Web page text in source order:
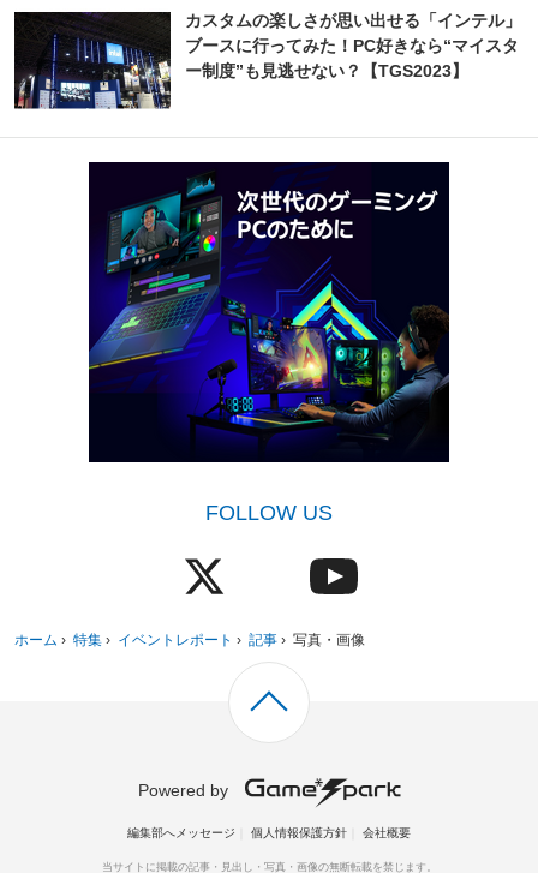
カスタムの楽しさが思い出せる「インテル」
ブースに行ってみた！PC好きなら“マイスタ
ー制度”も見逃せない？【TGS2023】
FOLLOW US
ホーム › 特集 › イベントレポート › 記事 › 写真・画像
Powered by
編集部へメッセージ 個人情報保護方針 会社概要
当サイトに掲載の記事・見出し・写真・画像の無断転載を禁じます。